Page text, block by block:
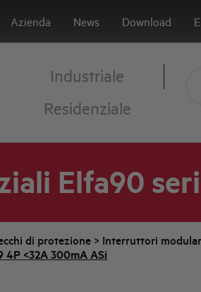
Azienda News Download
Industriale
Residenziale
Elfa90
di protezione > Interruttori
4P <32A 300mA ASi